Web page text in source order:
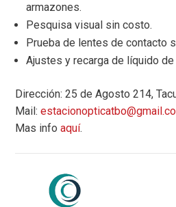
armazones.
Pesquisa visual sin costo.
Prueba de lentes de contacto
Ajustes y recarga de líquido
Dirección: 25 de Agosto 214,
Mail:
Mas infoaquí.